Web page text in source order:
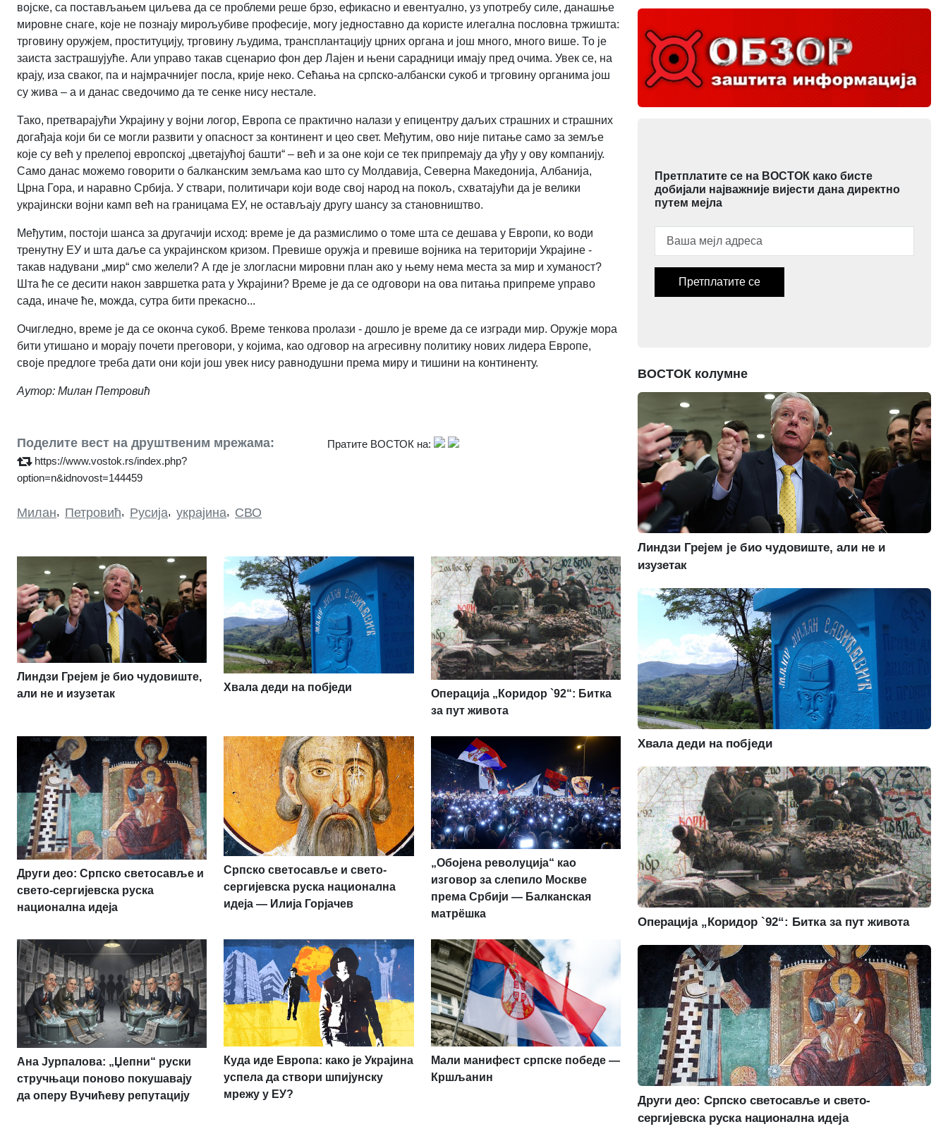
војске, са постављањем циљева да се проблеми реше брзо, ефикасно и евентуално, уз употребу силе, данашње
мировне снаге, које не познају мирољубиве професије, могу једноставно да користе илегална пословна тржишта:
трговину оружјем, проституцију, трговину људима, трансплантацију црних органа и још много, много више. То је
заиста застрашујуће. Али управо такав сценарио фон дер Лајен и њени сарадници имају пред очима. Увек се, на
крају, иза сваког, па и најмрачнијег посла, крије неко. Сећања на српско-албански сукоб и трговину органима још
су жива – а и данас сведочимо да те сенке нису нестале.
Тако, претварајући Украјину у војни логор, Европа се практично налази у епицентру даљих страшних и страшних
догађаја који би се могли развити у опасност за континент и цео свет. Међутим, ово није питање само за земље
које су већ у прелепој европској „цветајућој башти“ – већ и за оне који се тек припремају да уђу у ову компанију.
Само данас можемо говорити о балканским земљама као што су Молдавија, Северна Македонија, Албанија,
Црна Гора, и наравно Србија. У ствари, политичари који воде свој народ на покољ, схватајући да је велики
украјински војни камп већ на границама ЕУ, не остављају другу шансу за становништво.
Међутим, постоји шанса за другачији исход: време је да размислимо о томе шта се дешава у Европи, ко води
тренутну ЕУ и шта даље са украјинском кризом. Превише оружја и превише војника на територији Украјине -
такав надувани „мир“ смо желели? А где је злогласни мировни план ако у њему нема места за мир и хуманост?
Шта ће се десити након завршетка рата у Украјини? Време је да се одговори на ова питања припреме управо
сада, иначе ће, можда, сутра бити прекасно...
Очигледно, време је да се оконча сукоб. Време тенкова пролази - дошло је време да се изгради мир. Оружје мора
бити утишано и морају почети преговори, у којима, као одговор на агресивну политику нових лидера Европе,
своје предлоге треба дати они који још увек нису равнодушни према миру и тишини на континенту.
Аутор: Милан Петровић
Поделите вест на друштвеним мрежама:
https://www.vostok.rs/index.php?
option=n&idnovost=144459
Пратите ВОСТОК на:
Милан, Петровић, Русија, украјина, СВО
Линдзи Грејем је био чудовиште,
али не и изузетак
Хвала деди на побједи
Операција „Коридор `92“: Битка
за пут живота
Други део: Српско светосавље и
свето-сергијевска руска
национална идеја
Српско светосавље и свето-
сергијевска руска национална
идеја — Илија Горјачев
„Обојена револуција“ као
изговор за слепило Москве
према Србији — Балканская
матрёшка
Ана Јурпалова: „Џепни“ руски
стручњаци поново покушавају
да оперу Вучићеву репутацију
Куда иде Европа: како је Украјина
успела да створи шпијунску
мрежу у ЕУ?
Мали манифест српске победе —
Кршљанин
Претплатите се на ВОСТОК како бисте
добијали најважније вијести дана директно
путем мејла
Претплатите се
ВОСТОК колумне
Линдзи Грејем је био чудовиште, али не и
изузетак
Хвала деди на побједи
Операција „Коридор `92“: Битка за пут живота
Други део: Српско светосавље и свето-
сергијевска руска национална идеја